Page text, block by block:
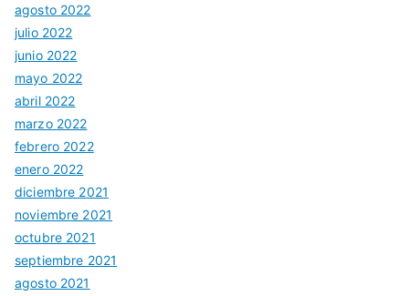
agosto 2022
julio 2022
junio 2022
mayo 2022
abril 2022
marzo 2022
febrero 2022
enero 2022
diciembre 2021
noviembre 2021
octubre 2021
septiembre 2021
agosto 2021